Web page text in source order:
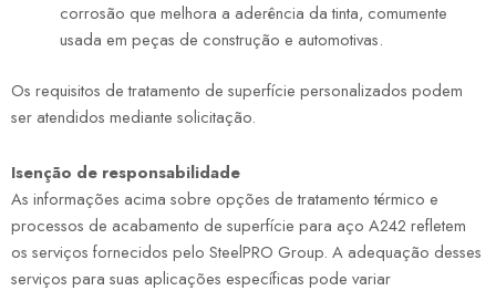
corrosão que melhora a aderência da tinta, comumente
usada em peças de construção e automotivas.
Os requisitos de tratamento de superfície personalizados podem
ser atendidos mediante solicitação.
Isenção de responsabilidade
As informações acima sobre opções de tratamento térmico e
processos de acabamento de superfície para aço A242 refletem
os serviços fornecidos pelo SteelPRO Group. A adequação desses
serviços para suas aplicações específicas pode variar